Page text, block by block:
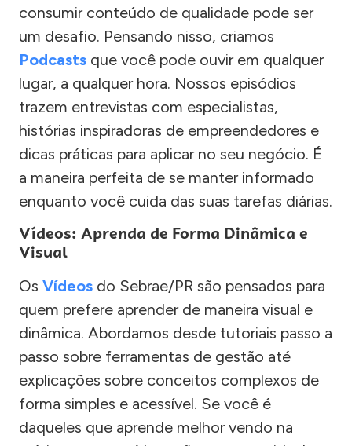
consumir conteúdo de qualidade pode ser
um desafio. Pensando nisso, criamos
Podcasts que você pode ouvir em qualquer
lugar, a qualquer hora. Nossos episódios
trazem entrevistas com especialistas,
histórias inspiradoras de empreendedores e
dicas práticas para aplicar no seu negócio. É
a maneira perfeita de se manter informado
enquanto você cuida das suas tarefas diárias.
Vídeos: Aprenda de Forma Dinâmica e
Visual
Os Vídeos do Sebrae/PR são pensados para
quem prefere aprender de maneira visual e
dinâmica. Abordamos desde tutoriais passo a
passo sobre ferramentas de gestão até
explicações sobre conceitos complexos de
forma simples e acessível. Se você é
daqueles que aprende melhor vendo na